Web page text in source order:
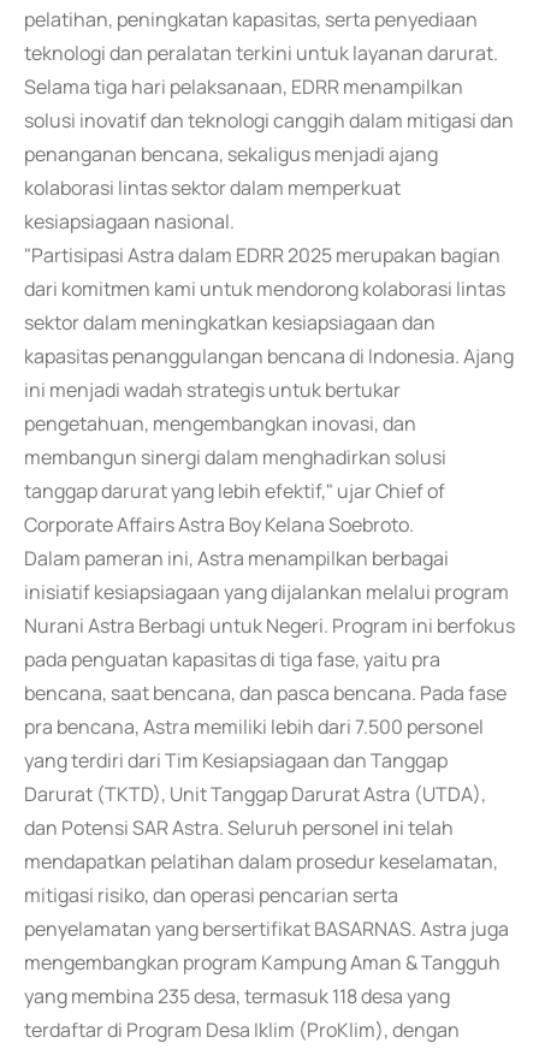
pelatihan, peningkatan kapasitas, serta penyediaan
teknologi dan peralatan terkini untuk layanan darurat.
Selama tiga hari pelaksanaan, EDRR menampilkan
solusi inovatif dan teknologi canggih dalam mitigasi dan
penanganan bencana, sekaligus menjadi ajang
kolaborasi lintas sektor dalam memperkuat
kesiapsiagaan nasional.
"Partisipasi Astra dalam EDRR 2025 merupakan bagian
dari komitmen kami untuk mendorong kolaborasi lintas
sektor dalam meningkatkan kesiapsiagaan dan
kapasitas penanggulangan bencana di Indonesia. Ajang
ini menjadi wadah strategis untuk bertukar
pengetahuan, mengembangkan inovasi, dan
membangun sinergi dalam menghadirkan solusi
tanggap darurat yang lebih efektif," ujar Chief of
Corporate Affairs Astra Boy Kelana Soebroto.
Dalam pameran ini, Astra menampilkan berbagai
inisiatif kesiapsiagaan yang dijalankan melalui program
Nurani Astra Berbagi untuk Negeri. Program ini berfokus
pada penguatan kapasitas di tiga fase, yaitu pra
bencana, saat bencana, dan pasca bencana. Pada fase
pra bencana, Astra memiliki lebih dari 7.500 personel
yang terdiri dari Tim Kesiapsiagaan dan Tanggap
Darurat (TKTD), Unit Tanggap Darurat Astra (UTDA),
dan Potensi SAR Astra. Seluruh personel ini telah
mendapatkan pelatihan dalam prosedur keselamatan,
mitigasi risiko, dan operasi pencarian serta
penyelamatan yang bersertifikat BASARNAS. Astra juga
mengembangkan program Kampung Aman & Tangguh
yang membina 235 desa, termasuk 118 desa yang
terdaftar di Program Desa Iklim (ProKlim), dengan